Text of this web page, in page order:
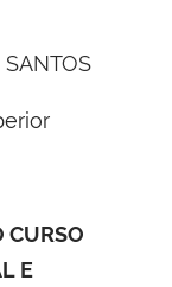
SANTOS
CURSO
E